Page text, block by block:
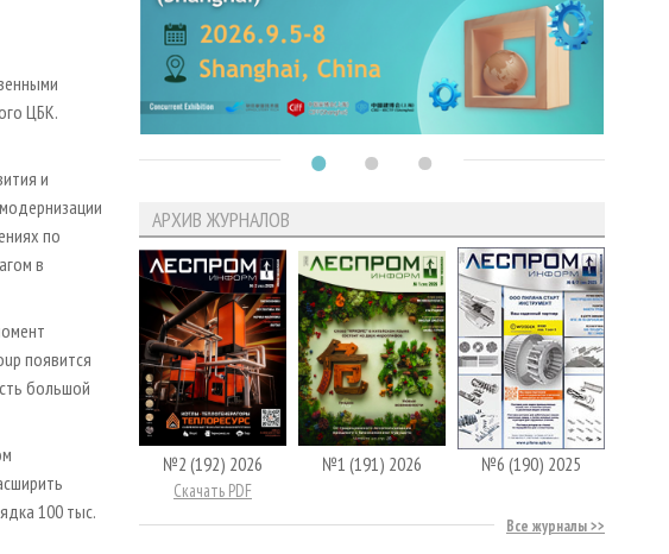
ЦБК.
и
по
в
появится
большой
100 тыс.
АРХИВ ЖУРНАЛОВ
№2 (192) 2026
Скачать PDF
№1 (191) 2026 №6 (190) 2025
Все журналы